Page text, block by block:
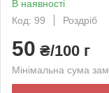
В наявності
Код: 99
Роздріб
50 ₴/100 г
Мінімальна сума